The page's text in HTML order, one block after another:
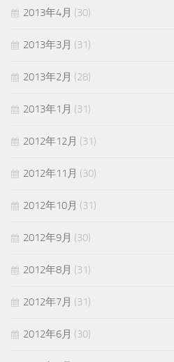
2013年4月 (30)
2013年3月 (31)
2013年2月 (28)
2013年1月 (31)
2012年12月 (31)
2012年11月 (30)
2012年10月 (31)
2012年9月 (30)
2012年8月 (31)
2012年7月 (31)
2012年6月 (30)